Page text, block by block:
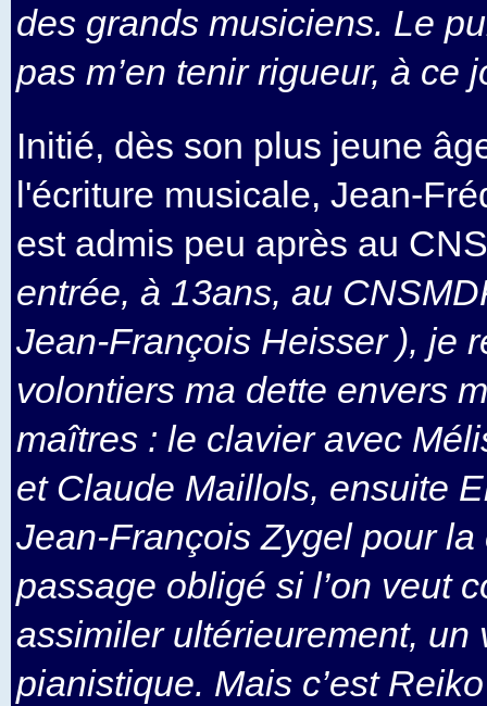
des grands musiciens. Le
pas m’en tenir rigueur, à ce
Initié, dès son plus jeune
l'écriture musicale, Jean-
est admis peu après au
entrée, à 13ans, au
Jean-François Heisser ), je
volontiers ma dette envers
maîtres : le clavier avec
et Claude Maillols, ensuite
Jean-François Zygel pour
passage obligé si l’on veut
assimiler ultérieurement, un
pianistique. Mais c’est